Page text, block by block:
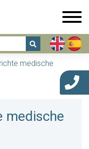
medische
medische